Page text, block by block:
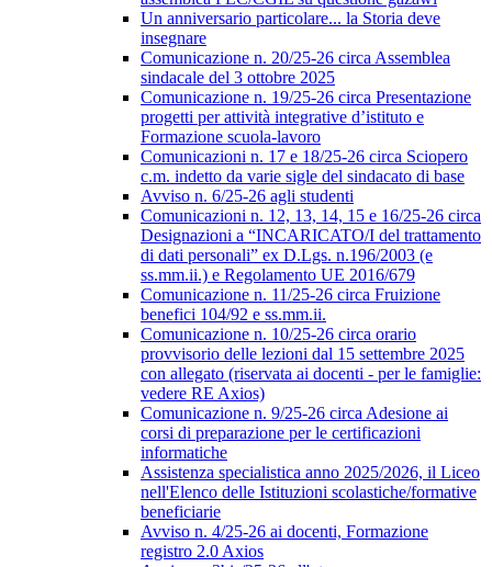
Un anniversario particolare... la Storia deve
insegnare
Comunicazione n. 20/25-26 circa Assemblea
sindacale del 3 ottobre 2025
Comunicazione n. 19/25-26 circa Presentazione
progetti per attività integrative d’istituto e
Formazione scuola-lavoro
Comunicazioni n. 17 e 18/25-26 circa Sciopero
c.m. indetto da varie sigle del sindacato di base
Avviso n. 6/25-26 agli studenti
Comunicazioni n. 12, 13, 14, 15 e 16/25-26 circa
Designazioni a “INCARICATO/I del trattamento
di dati personali” ex D.Lgs. n.196/2003 (e
ss.mm.ii.) e Regolamento UE 2016/679
Comunicazione n. 11/25-26 circa Fruizione
benefici 104/92 e ss.mm.ii.
Comunicazione n. 10/25-26 circa orario
provvisorio delle lezioni dal 15 settembre 2025
con allegato (riservata ai docenti - per le famiglie:
vedere RE Axios)
Comunicazione n. 9/25-26 circa Adesione ai
corsi di preparazione per le certificazioni
informatiche
Assistenza specialistica anno 2025/2026, il Liceo
nell'Elenco delle Istituzioni scolastiche/formative
beneficiarie
Avviso n. 4/25-26 ai docenti, Formazione
registro 2.0 Axios